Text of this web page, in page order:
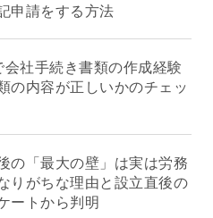
申請をする方法
社手続き書類の作成経験
の内容が正しいかのチェッ
の「最大の壁」は実は労務
りがちな理由と設立直後の
ートから判明